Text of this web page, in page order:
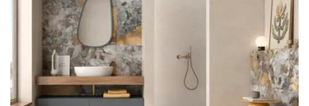
dėl to yra tinkamos naudoti vonios kambariuose arba virtuvėse.
Be to, jų tvirtumas ir ilgaamžiškumas užtikrina ilgalaikį naudojimą
be didelių remonto poreikių.
Didelio pirkėjų dėmesio sulaukiančios rektifikuotos plytelės
(kalibruotos plytelės) yra praktiškas ir stilingas pasirinkimas
norintiems įsirengti ilgaamžius ir modernius grindų ar sienų
apdailos elementus savo namuose ar viešosiose patalpose.